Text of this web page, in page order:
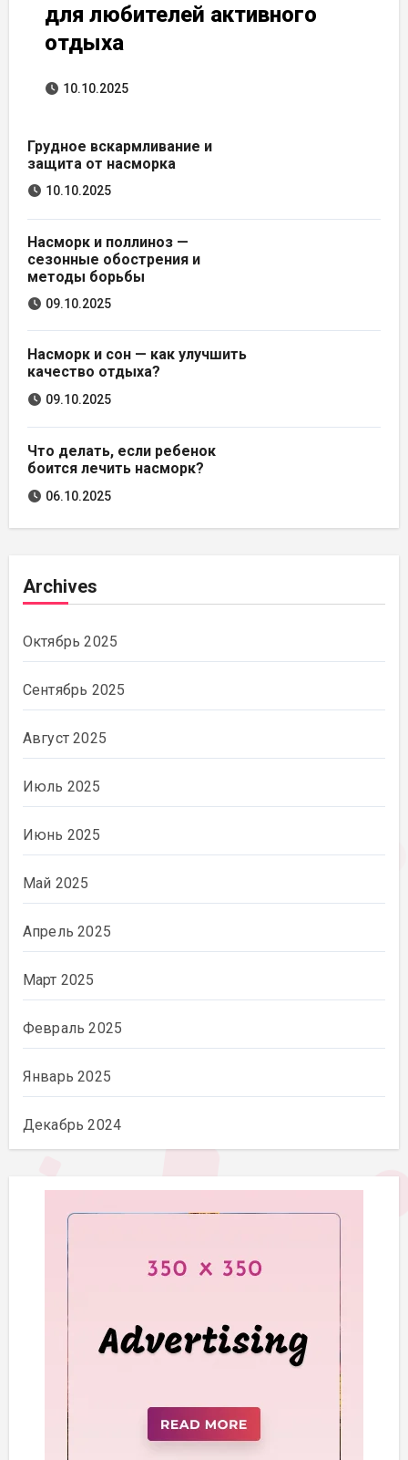
для любителей активного
отдыха
10.10.2025
Грудное вскармливание и
защита от насморка
10.10.2025
Насморк и поллиноз —
сезонные обострения и
методы борьбы
09.10.2025
Насморк и сон — как улучшить
качество отдыха?
09.10.2025
Что делать, если ребенок
боится лечить насморк?
06.10.2025
Archives
Октябрь 2025
Сентябрь 2025
Август 2025
Июль 2025
Июнь 2025
Май 2025
Апрель 2025
Март 2025
Февраль 2025
Январь 2025
Декабрь 2024